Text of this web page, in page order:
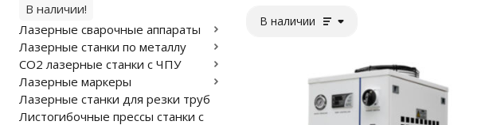
В наличии
В наличии!
Лазерные сварочные аппараты
Лазерные станки по металлу
CO2 лазерные станки с ЧПУ
Лазерные маркеры
Лазерные станки для резки труб
Листогибочные прессы станки с